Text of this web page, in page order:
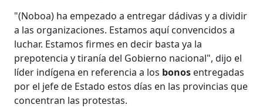
"(Noboa) ha empezado a entregar dádivas y a dividir
a las organizaciones. Estamos aquí convencidos a
luchar. Estamos firmes en decir basta ya la
prepotencia y tiranía del Gobierno nacional", dijo el
líder indígena en referencia a los bonos entregadas
por el jefe de Estado estos días en las provincias que
concentran las protestas.